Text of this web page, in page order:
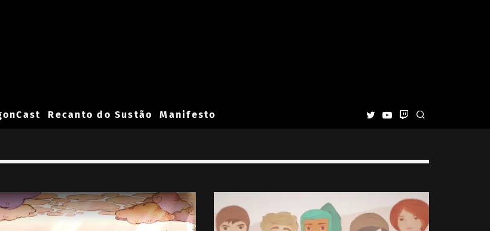
Recanto do Sustão Manifesto